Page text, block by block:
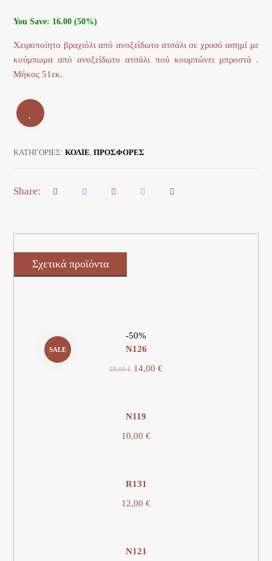
You Save: 16.00 (50%)
Χειροποίητο βραχιόλι από ανοξείδωτο ατσάλι σε χρυσό ασημί με
κούμπωμα από ανοξείδωτο ατσάλι πού κουμπώνει μπροστά .
Μήκος 51εκ.
ΚΑΤΗΓΟΡΊΕΣ:ΚΟΛΙΕ,ΠΡΟΣΦΟΡΕΣ
Σχετικά προϊόντα
SALE
-50%
N126
28,00€ 14,00 €
Ν119
10,00 €
R131
12,00 €
Ν121